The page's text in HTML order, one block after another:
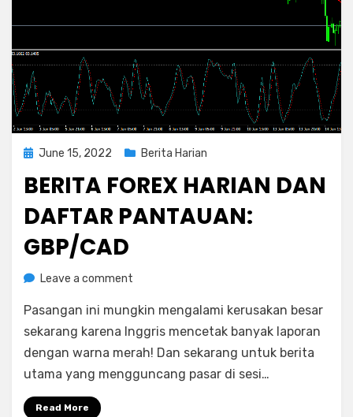
Posted
June 15, 2022 Berita Harian
BERITA FOREX HARIAN DAN
DAFTAR PANTAUAN:
GBP/CAD
byRediyus
Leave a comment
Forex
Harian
dan
Pantauan:
Pasangan ini mungkin mengalami kerusakan besar
sekarang karena Inggris mencetak banyak laporan
dengan warna merah! Dan sekarang untuk berita
utama yang mengguncang pasar di sesi…
Read More